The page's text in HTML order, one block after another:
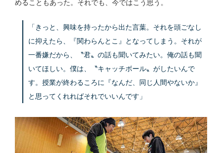
めることもあった。それでも、今ではこう思う。
「きっと、興味を持ったから出た言葉。それを頭ごなし
に抑えたら、『関わらんとこ』となってしまう。それが
一番嫌だから、〝君〟の話も聞いてみたい。俺の話も聞
いてほしい。僕は、〝キャッチボール〟がしたいんで
す。授業が終わるころに『なんだ、同じ人間やないか』
と思ってくれればそれでいいんです」